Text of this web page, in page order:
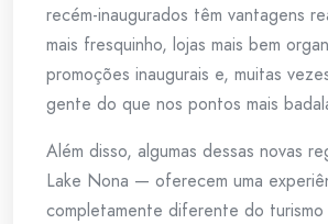
recém-inaugurados têm vantagens
mais fresquinho, lojas mais bem
promoções inaugurais e, muitas
gente do que nos pontos mais
Além disso, algumas dessas novas
Lake Nona — oferecem uma
completamente diferente do